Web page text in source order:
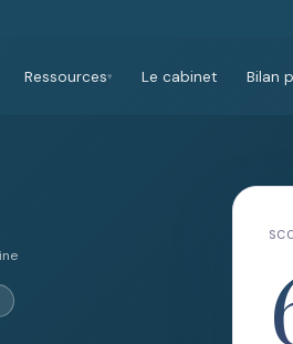
Ressources▾ Le cabinet Bilan